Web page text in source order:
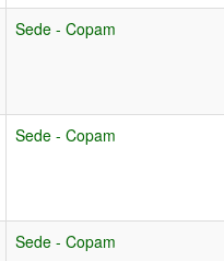
Sede - Copam
Sede - Copam
Sede - Copam